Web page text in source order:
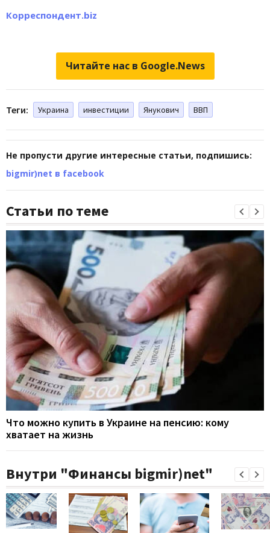
Корреспондент.biz
Читайте нас в Google.News
Теги: Украина инвестиции Янукович ВВП
Не пропусти другие интересные статьи, подпишись:
bigmir)net в facebook
Статьи по теме
Что можно купить в Украине на пенсию: кому
хватает на жизнь
Внутри "Финансы bigmir)net"